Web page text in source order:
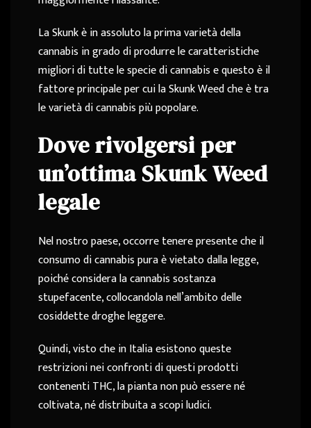
La Skunk è in assoluto la prima varietà della
cannabis in grado di produrre le caratteristiche
migliori di tutte le specie di cannabis e questo è il
fattore principale per cui la Skunk Weed che è tra
le varietà di cannabis più popolare.
Dove rivolgersi per
un’ottima Skunk Weed
legale
Nel nostro paese, occorre tenere presente che il
consumo di cannabis pura è vietato dalla legge,
poiché considera la cannabis sostanza
stupefacente, collocandola nell’ambito delle
cosiddette droghe leggere.
Quindi, visto che in Italia esistono queste
restrizioni nei confronti di questi prodotti
contenenti THC, la pianta non può essere né
coltivata, né distribuita a scopi ludici.